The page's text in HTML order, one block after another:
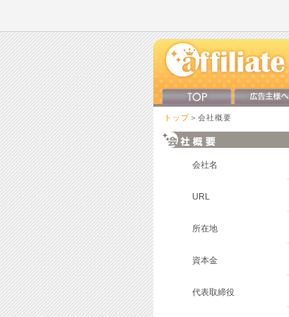
トップ ＞会社概要
会社名
URL
所在地
資本金
代表取締役